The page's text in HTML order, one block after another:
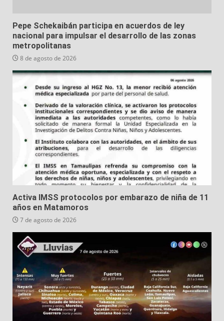
Pepe Schekaibán participa en acuerdos de ley
nacional para impulsar el desarrollo de las zonas
metropolitanas
8 de agosto de 2026
Activa IMSS protocolos por embarazo de niña de 11
años en Matamoros
7 de agosto de 2026